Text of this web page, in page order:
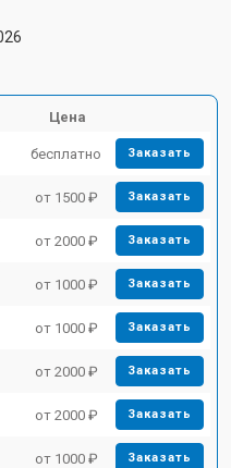
Цена
бесплатно Заказать
от 1500 ₽ Заказать
от 2000 ₽ Заказать
от 1000 ₽ Заказать
от 1000 ₽ Заказать
от 2000 ₽ Заказать
от 2000 ₽ Заказать
от 1000 ₽ Заказать